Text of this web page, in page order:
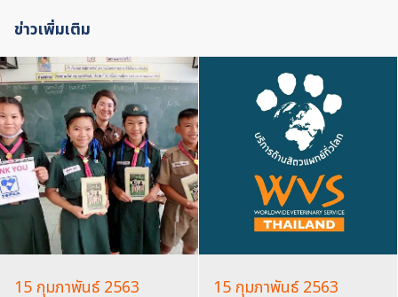
ข่าวเพิ่มเติม
15 กุมภาพันธ์ 2563 15 กุมภาพันธ์ 2563